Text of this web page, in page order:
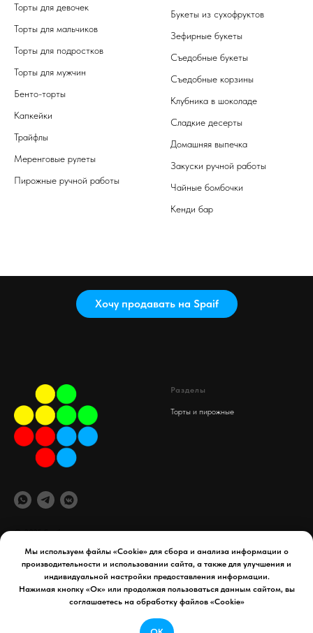
Мы используем файлы «Cookie» для сбора и анализа информации о
производительности и использовании сайта, а также для улучшения и
индивидуальной настройки предоставления информации.
Нажимая кнопку «Ок» или продолжая пользоваться данным сайтом, вы
соглашаетесь на обработку файлов «Cookie»
Торты для девочек
Торты для мальчиков
Торты для подростков
Торты для мужчин
Бенто-торты
Капкейки
Трайфлы
Меренговые рулеты
Пирожные ручной работы
Букеты из сухофруктов
Зефирные букеты
Съедобные букеты
Съедобные корзины
Клубника в шоколаде
Сладкие десерты
Домашняя выпечка
Закуски ручной работы
Чайные бомбочки
Кенди бар
Хочу продавать на Spaif
© 2025 Spaif
Разделы
Торты и пирожные
офис компании
maydex.store@gmail.com
Уфа, 50 лет СССР д. 34
Документы
Реквизиты компании
Политика конфиденциальности